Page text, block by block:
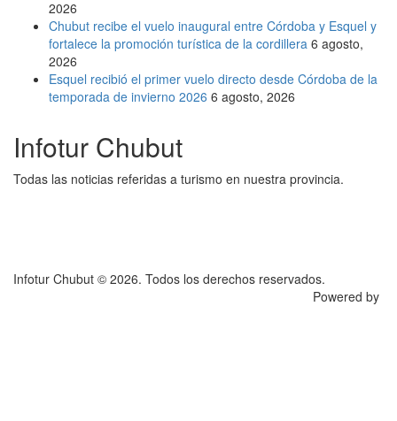
2026
Chubut recibe el vuelo inaugural entre Córdoba y Esquel y
fortalece la promoción turística de la cordillera 6 agosto,
2026
Esquel recibió el primer vuelo directo desde Córdoba de la
temporada de invierno 2026 6 agosto, 2026
Infotur Chubut
Todas las noticias referidas a turismo en nuestra provincia.
Infotur Chubut © 2026. Todos los derechos reservados.
Powered by